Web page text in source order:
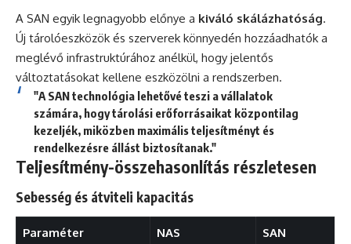
A SAN egyik legnagyobb előnye a kiváló skálázhatóság.
Új tárolóeszközök és szerverek könnyedén hozzáadhatók a
meglévő infrastruktúrához anélkül, hogy jelentős
változtatásokat kellene eszközölni a rendszerben.
"A SAN technológia lehetővé teszi a vállalatok
számára, hogy tárolási erőforrásaikat központilag
kezeljék, miközben maximális teljesítményt és
rendelkezésre állást biztosítanak."
Teljesítmény-összehasonlítás részletesen
Sebesség és átviteli kapacitás
Paraméter NAS SAN